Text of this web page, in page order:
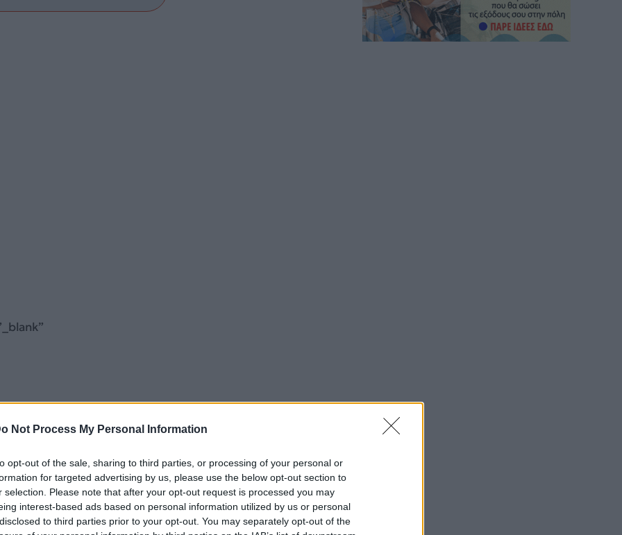
Not Process My Personal Information
opt-out of the sale, sharing to third parties, or processing of your personal or
for targeted advertising by us, please use the below opt-out section to
selection. Please note that after your opt-out request is processed you may
interest-based ads based on personal information utilized by us or personal
to third parties prior to your opt-out. You may separately opt-out of the